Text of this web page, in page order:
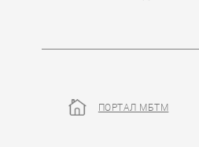
ПОРТАЛ МБТМ